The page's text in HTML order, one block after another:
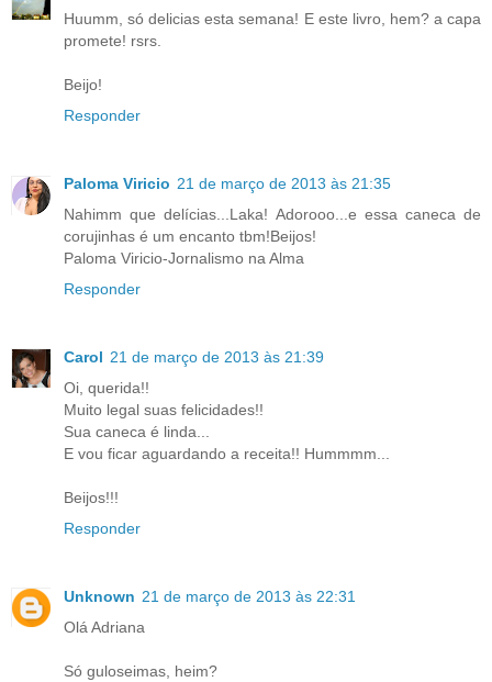
Huumm, só delicias esta semana! E este livro, hem? a capa
promete! rsrs.
Beijo!
Responder
Paloma Viricio 21 de março de 2013 às 21:35
Nahimm que delícias...Laka! Adorooo...e essa caneca de
corujinhas é um encanto tbm!Beijos!
Paloma Viricio-Jornalismo na Alma
Responder
Carol 21 de março de 2013 às 21:39
Oi, querida!!
Muito legal suas felicidades!!
Sua caneca é linda...
E vou ficar aguardando a receita!! Hummmm...
Beijos!!!
Responder
Unknown 21 de março de 2013 às 22:31
Olá Adriana
Só guloseimas, heim?